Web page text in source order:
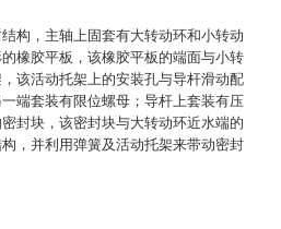
构，主轴上固套有大转动环和小转动
橡胶平板，该橡胶平板的端面与小转
该活动托架上的安装孔与导杆滑动配
端套装有限位螺母；导杆上套装有压
封块，该密封块与大转动环近水端的
，并利用弹簧及活动托架来带动密封